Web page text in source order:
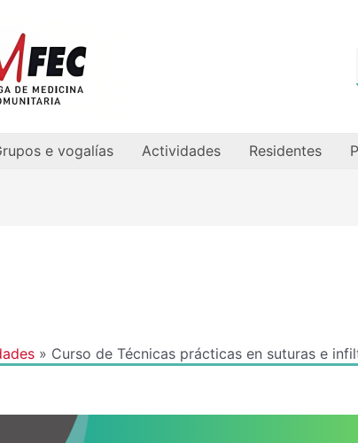
e vogalías Actividades Residentes
Curso de Técnicas prácticas en suturas e